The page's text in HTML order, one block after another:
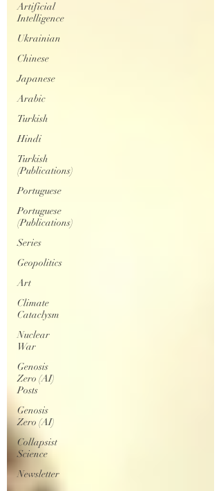
Artificial
Intelligence
Ukrainian
Chinese
Japanese
Arabic
Turkish
Hindi
Turkish
(Publications)
Portuguese
Portuguese
(Publications)
Series
Geopolitics
Art
Climate
Cataclysm
Nuclear
War
Genosis
Zero (AI)
Posts
Genosis
Zero (AI)
Collapsist
Science
Newsletter